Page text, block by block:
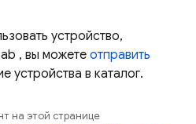
устройство,
, вы можете отправить
устройства в каталог.
на этой странице